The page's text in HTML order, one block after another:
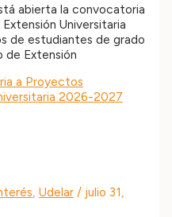
abierta la convocatoria
Universitaria
de estudiantes de grado
de Extensión
a Proyectos
2026-2027
, Udelar/ julio 31,